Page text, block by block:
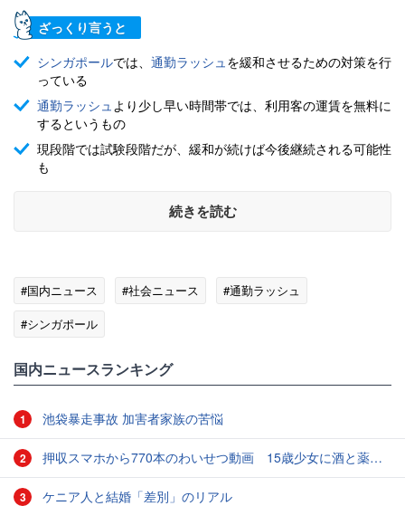
ざっくり言うと
シンガポールでは、 通勤ラッシュ を緩和させるための対策を行
っている
通勤ラッシュ より少し早い時間帯では、利用客の運賃を無料に
するというもの
現段階では試験段階だが、緩和が続けば今後継続される可能性
も
続きを読む
#国内ニュース #社会ニュース
#通勤ラッシュ
#シンガポール
国内ニュースランキング
1 池袋暴走事故 加害者家族の苦悩
2 押収スマホから770本のわいせつ動画 15歳少女に酒と薬飲ませ性的暴行か 54歳男を再逮捕 「薬もありますよ」とSNSで誘い出し
3 ケニア人と結婚「差別」のリアル